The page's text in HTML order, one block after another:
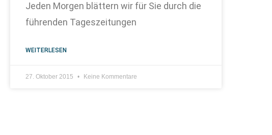
Jeden Morgen blättern wir für Sie durch die
führenden Tageszeitungen
WEITERLESEN
27. Oktober 2015 Keine Kommentare